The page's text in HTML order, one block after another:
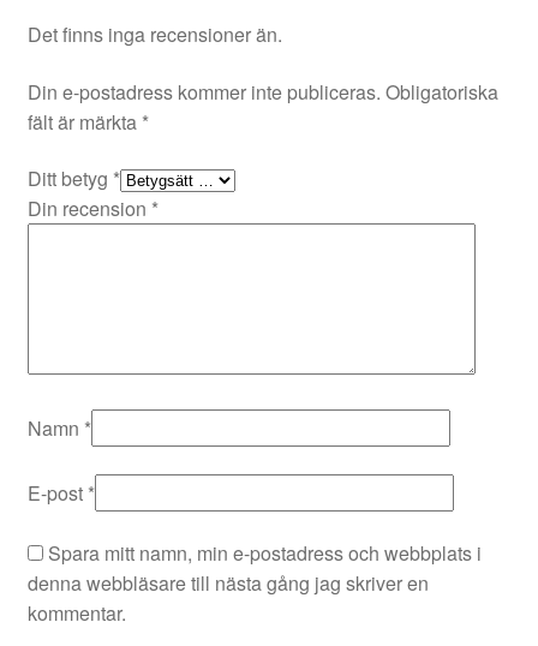
Det finns inga recensioner än.
Din e-postadress kommer inte publiceras. Obligatoriska
fält är märkta *
Ditt betyg *
Din recension *
Namn *
E-post *
Spara mitt namn, min e-postadress och webbplats i
denna webbläsare till nästa gång jag skriver en
kommentar.